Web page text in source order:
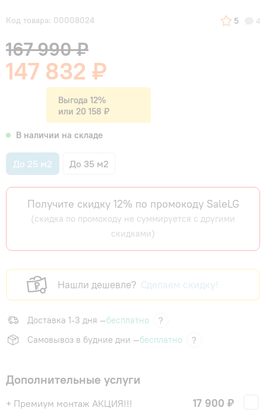
Код товара: 00008024 5 4
167 990 ₽
147 832 ₽
Выгода 12%
или 20 158 ₽
В наличии на складе
До 25 м2 До 35 м2
Получите скидку 12% по промокоду SaleLG
(скидка по промокоду не суммируется с другими
скидками)
Нашли дешевле? Сделаем скидку!
Доставка 1-3 дня —бесплатно
?
Самовывоз в будние дни —бесплатно ?
Дополнительные услуги
+ Премиум монтаж АКЦИЯ!!! 17 900 ₽